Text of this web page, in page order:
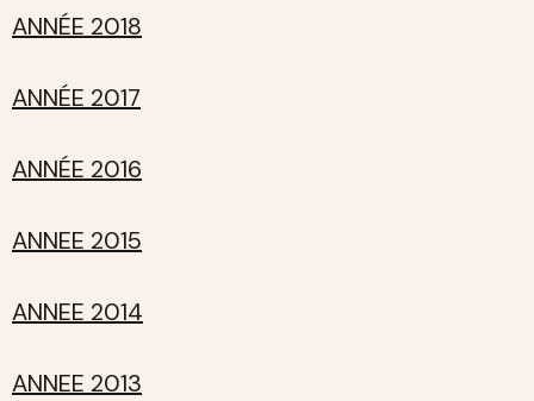
ANNÉE 2018
ANNÉE 2017
ANNÉE 2016
ANNEE 2015
ANNEE 2014
ANNEE 2013